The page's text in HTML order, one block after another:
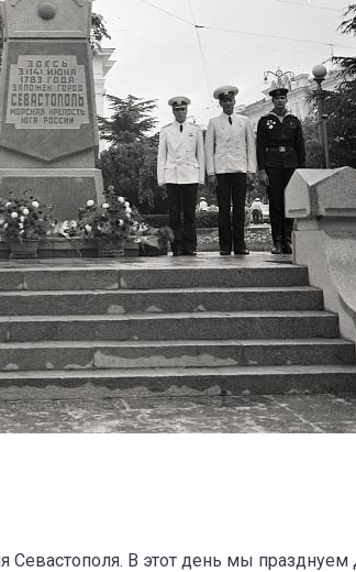
Севастополя. В этот день мы